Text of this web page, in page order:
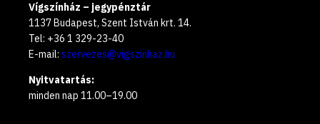
Vígszínház – jegypénztár
1137 Budapest, Szent István krt. 14.
Tel: +36 1 329-23-40
E-mail: szervezes@vigszinhaz.hu
Nyitvatartás:
minden nap 11.00–19.00